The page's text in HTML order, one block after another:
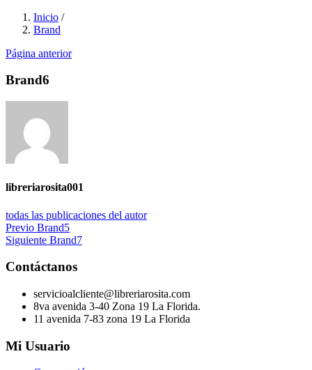
Inicio /
Brand
Página anterior
Brand6
libreriarosita001
todas las publicaciones del autor
Navegación
de
entradas
Previo Publicación
anterior:
Brand5
Siguiente Siguiente
Brand7
Contáctanos
servicioalcliente@libreriarosita.com
8va avenida 3-40 Zona 19 La Florida.
11 avenida 7-83 zona 19 La Florida
Mi Usuario